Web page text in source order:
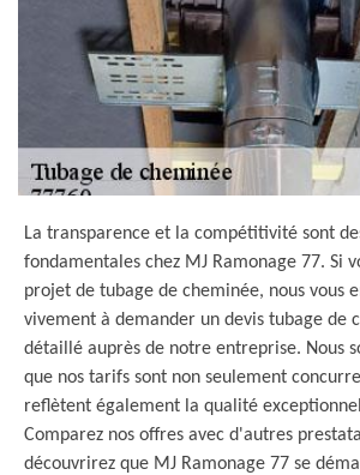
La transparence et la compétitivité sont
fondamentales chez MJ Ramonage 77. Si
projet de tubage de cheminée, nous vous
vivement à demander un devis tubage de
détaillé auprès de notre entreprise. Nous
que nos tarifs sont non seulement
reflètent également la qualité
Comparez nos offres avec d'autres
découvrirez que MJ Ramonage 77 se